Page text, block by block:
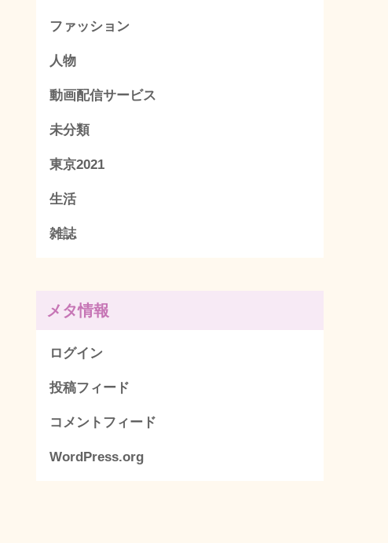
ファッション
人物
動画配信サービス
未分類
東京2021
生活
雑誌
メタ情報
ログイン
投稿フィード
コメントフィード
WordPress.org